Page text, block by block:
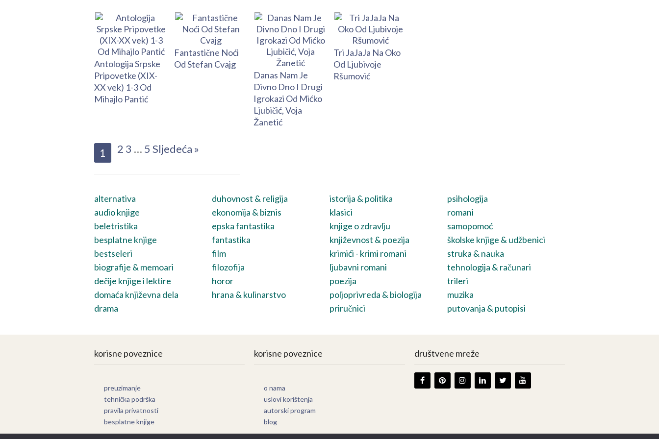
Antologija Srpske
Pripovetke (XIX-
XX vek) 1-3 Od
Mihajlo Pantić
Fantastične Noći
Od Stefan Cvajg
Danas Nam Je
Divno Dno I Drugi
Igrokazi Od Mićko
Ljubičić, Voja
Žanetić
Tri JaJaJa Na Oko
Od Ljubivoje
Ršumović
1 2 3 … 5 Sljedeća »
alternativa
audio knjige
beletristika
besplatne knjige
bestseleri
biografije & memoari
dečije knjige i lektire
domaća književna dela
drama
duhovnost & religija
ekonomija & biznis
epska fantastika
fantastika
film
filozofija
horor
hrana & kulinarstvo
istorija & politika
klasici
knjige o zdravlju
književnost & poezija
krimići - krimi romani
ljubavni romani
poezija
poljoprivreda & biologija
priručnici
psihologija
romani
samopomoć
školske knjige & udžbenici
struka & nauka
tehnologija & računari
trileri
muzika
putovanja & putopisi
korisne poveznice
preuzimanje
tehnička podrška
pravila privatnosti
besplatne knjige
korisne poveznice
o nama
uslovi korištenja
autorski program
blog
društvene mreže